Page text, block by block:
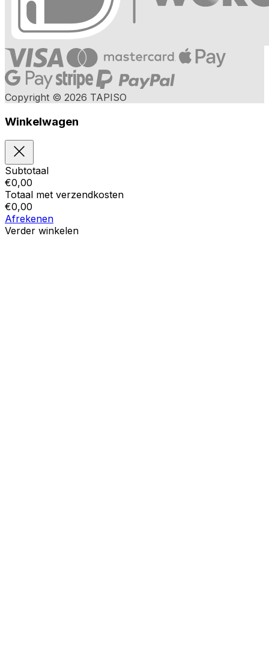
Copyright © 2026 TAPISO
Winkelwagen
Subtotaal
€0,00
Totaal met verzendkosten
€0,00
Afrekenen
Verder winkelen